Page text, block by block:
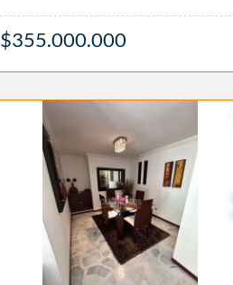
$355.000.000